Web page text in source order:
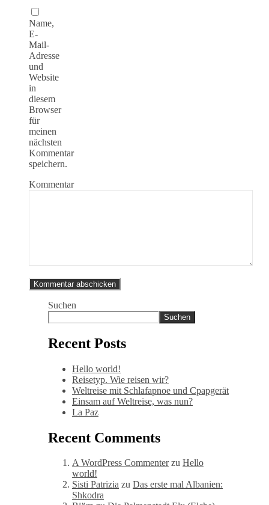
Name,
E-
Mail-
Adresse
und
Website
in
diesem
Browser
für
meinen
nächsten
Kommentar
speichern.
Kommentar
Suchen
Suchen
Recent Posts
Hello world!
Reisetyp. Wie reisen wir?
Weltreise mit Schlafapnoe und Cpapgerät
Einsam auf Weltreise, was nun?
La Paz
Recent Comments
A WordPress Commenterzu Hello
world!
Sisti Patrizia zu Das erste mal Albanien:
Shkodra